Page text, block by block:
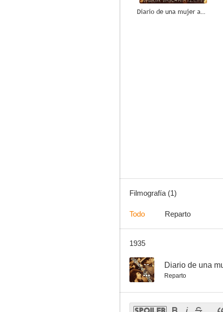
Diario de una mujer amada
Filmografía (1)
Todo Reparto
1935
-- Diario de una
Reparto